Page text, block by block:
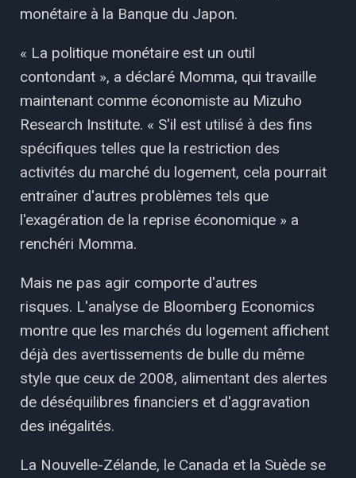
monétaire à la Banque du Japon.
« La politique monétaire est un outil
contondant », a déclaré Momma, qui travaille
maintenant comme économiste au Mizuho
Research Institute. « S'il est utilisé à des fins
spécifiques telles que la restriction des
activités du marché du logement, cela pourrait
entraîner d'autres problèmes tels que
l'exagération de la reprise économique » a
renchéri Momma.
Mais ne pas agir comporte d'autres
risques. L'analyse de Bloomberg Economics
montre que les marchés du logement affichent
déjà des avertissements de bulle du même
style que ceux de 2008, alimentant des alertes
de déséquilibres financiers et d'aggravation
des inégalités.
La Nouvelle-Zélande, le Canada et la Suède se